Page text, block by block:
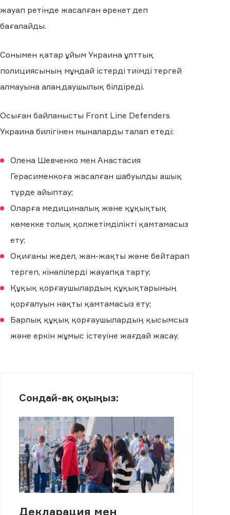
жауап ретінде жасалған әрекет деп
бағалайды.
Сонымен қатар ұйым Украина ұлттық
полициясының мұндай істерді тиімді тергей
алмауына алаңдаушылық білдіреді.
Осыған байланысты Front Line Defenders
Украина билігінен мыналарды талап етеді:
Олена Шевченко мен Анастасия
Герасименкоға жасалған шабуылды ашық
түрде айыптау;
Оларға медициналық және құқықтық
көмекке толық қолжетімділікті қамтамасыз
ету;
Оқиғаны жедел, жан-жақты және бейтарап
тергеп, кінәлілерді жауапқа тарту;
Құқық қорғаушылардың құқықтарының
қорғалуын нақты қамтамасыз ету;
Барлық құқық қорғаушылардың қысымсыз
және еркін жұмыс істеуіне жағдай жасау.
Сондай-ақ оқыңыз:
Декларация мен